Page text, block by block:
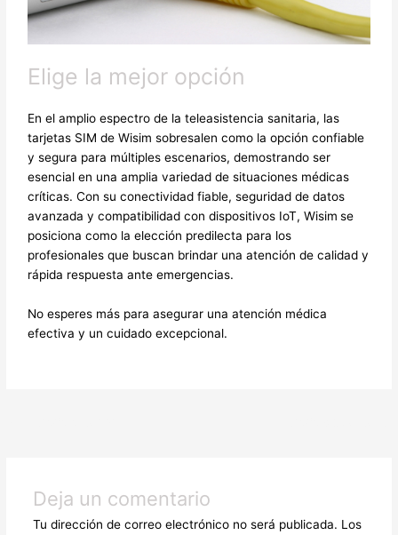
Elige la mejor opción
En el amplio espectro de la teleasistencia sanitaria, las
tarjetas SIM de Wisim sobresalen como la opción confiable
y segura para múltiples escenarios, demostrando ser
esencial en una amplia variedad de situaciones médicas
críticas. Con su conectividad fiable, seguridad de datos
avanzada y compatibilidad con dispositivos IoT, Wisim se
posiciona como la elección predilecta para los
profesionales que buscan brindar una atención de calidad y
rápida respuesta ante emergencias.
No esperes más para asegurar una atención médica
efectiva y un cuidado excepcional.
Deja un comentario
Tu dirección de correo electrónico no será publicada. Los